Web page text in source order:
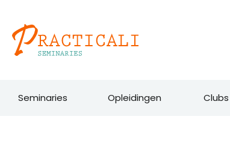
Ga
naar
de
Seminaries Opleidingen Clubs